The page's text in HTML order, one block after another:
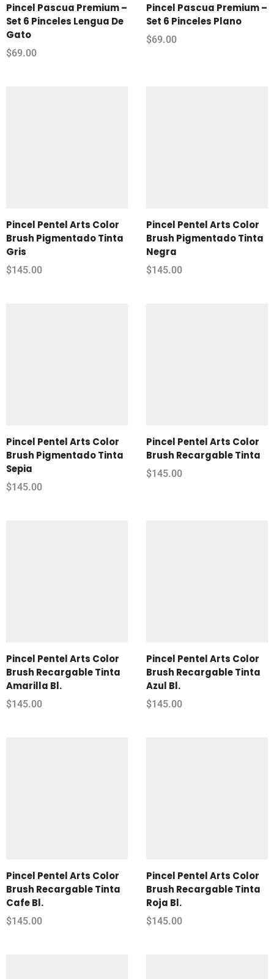
Pincel Pascua Premium –
Set 6 Pinceles Lengua De
Gato
$69.00
Pincel Pascua Premium –
Set 6 Pinceles Plano
$69.00
Pincel Pentel Arts Color
Brush Pigmentado Tinta
Gris
$145.00
Pincel Pentel Arts Color
Brush Pigmentado Tinta
Negra
$145.00
Pincel Pentel Arts Color
Brush Pigmentado Tinta
Sepia
$145.00
Pincel Pentel Arts Color
Brush Recargable Tinta
$145.00
Pincel Pentel Arts Color
Brush Recargable Tinta
Amarilla Bl.
$145.00
Pincel Pentel Arts Color
Brush Recargable Tinta
Azul Bl.
$145.00
Pincel Pentel Arts Color
Brush Recargable Tinta
Cafe Bl.
$145.00
Pincel Pentel Arts Color
Brush Recargable Tinta
Roja Bl.
$145.00